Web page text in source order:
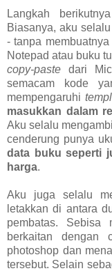
Langkah
Biasanya, aku
- tanpa
Notepad atau buku
copy-paste dari
semacam kode
mempengaruhi
masukkan dalam
Aku selalu
cenderung punya
data buku seperti
harga.
Aku juga selalu
letakkan di antara
pembatas. Sebisa
berkaitan dengan
photoshop dan
tersebut. Selain